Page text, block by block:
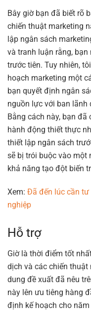
Bây giờ bạn đã biết rõ
chiến thuật marketing
lập ngân sách
và tranh luận rằng,
trước tiên. Tuy nhiên,
hoạch marketing một
bạn quyết định ngân
nguồn lực với ban
Bằng cách này, bạn
hành động thiết thực
thiết lập ngân sách
sẽ bị trói buộc vào một
khả năng tạo đột biến
Xem: Đã đến lúc cần tư
nghiệp
Hỗ trợ
Giờ là thời điểm tốt
dịch và các chiến
dung đề xuất đã nêu
này lên ưu tiêng hàng
định kế hoạch cho